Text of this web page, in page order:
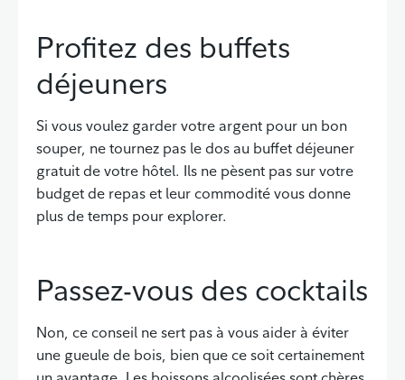
Profitez des buffets
déjeuners
Si vous voulez garder votre argent pour un bon
souper, ne tournez pas le dos au buffet déjeuner
gratuit de votre hôtel. Ils ne pèsent pas sur votre
budget de repas et leur commodité vous donne
plus de temps pour explorer.
Passez-vous des cocktails
Non, ce conseil ne sert pas à vous aider à éviter
une gueule de bois, bien que ce soit certainement